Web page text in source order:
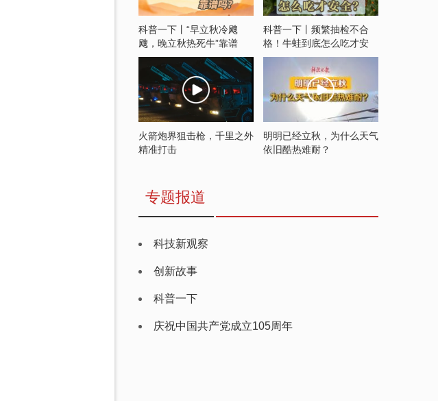
科普一下丨“早立秋冷飕
飕，晚立秋热死牛”靠谱
吗？
科普一下丨频繁抽检不合
格！牛蛙到底怎么吃才安
全？
火箭炮界狙击枪，千里之外
精准打击
明明已经立秋，为什么天气
依旧酷热难耐？
专题报道
科技新观察
创新故事
科普一下
庆祝中国共产党成立105周年